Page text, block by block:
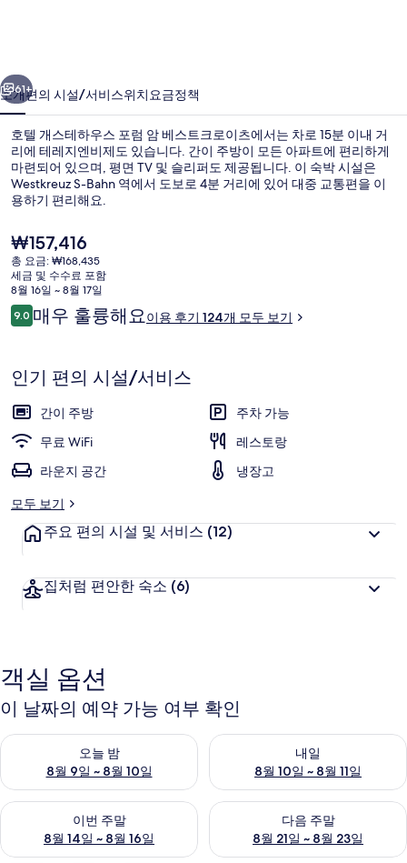
스
포
럼
암
베
스
트
크
로
츠
의
사
진
갤
61+
소개편의 시설/서비스위치요금정책
호텔 개스테하우스 포럼 암 베스트크로이츠에서는 차로 15분 이내 거
리에 테레지엔비제도 있습니다. 간이 주방이 모든 아파트에 편리하게
마련되어 있으며, 평면 TV 및 슬리퍼도 제공됩니다. 이 숙박 시설은
Westkreuz S-Bahn 역에서 도보로 4분 거리에 있어 대중 교통편을 이
용하기 편리해요.
현
재
가
격
은
₩157,416
₩157,416
총 요금: ₩168,435
세금 및 수수료 포함
8월 16일 ~ 8월 17일
이
용
기
9.010점 만점 중 9.0점.
매우 훌륭해요이용 후기 124개 모두 보기
인기 편의 시설/서비스
간이 주방
주차 가능
무료 WiFi
레스토랑
라운지 공간
냉장고
모두 보기
주요 편의 시설 및 서비스 (12)
집처럼 편안한 숙소 (6)
객실 옵션
이 날짜의 예약 가능 여부 확인
오늘 밤
8월 9일 ~ 8월 10일
오늘 밤 예약 가능 여부 확인, 8월 9일 ~ 8월 10일
내일
8월 10일 ~ 8월 11일
내일 예약 가능 여부 확인, 8월
이번 주말
8월 14일 ~ 8월 16일
이번 주말 예약 가능 여부 확인, 8월 14일 ~ 8월 16일
다음 주말
8월 21일 ~ 8월 23일
다음 주말 예약 가능 여부 확인